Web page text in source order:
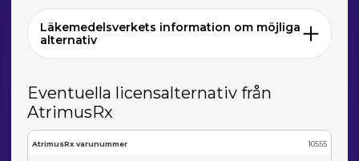
Läkemedelsverkets information om möjliga
alternativ
Eventuella licensalternativ från
AtrimusRx
AtrimusRx varunummer 10555